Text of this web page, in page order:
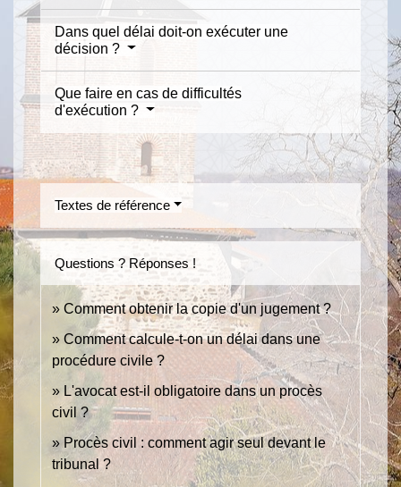
Dans quel délai doit-on exécuter une
décision ?
Que faire en cas de difficultés
d'exécution ?
Textes de référence
Questions ? Réponses !
Comment obtenir la copie d'un jugement ?
Comment calcule-t-on un délai dans une
procédure civile ?
L'avocat est-il obligatoire dans un procès
civil ?
Procès civil : comment agir seul devant le
tribunal ?